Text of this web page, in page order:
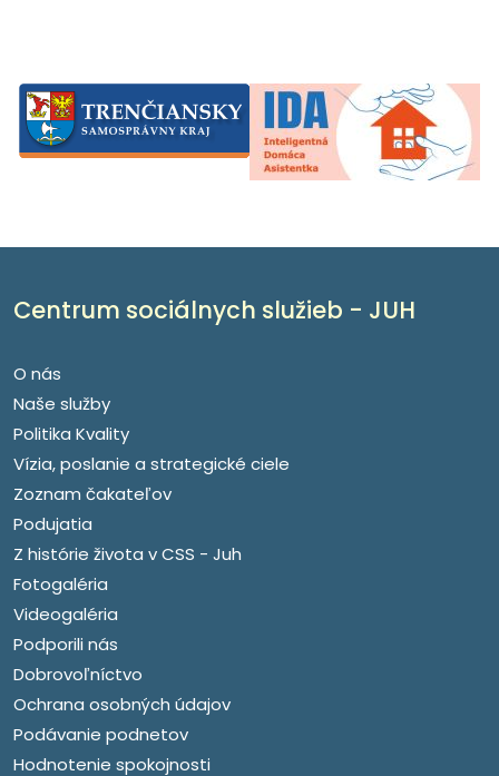
Centrum sociálnych služieb - JUH
O nás
Naše služby
Politika Kvality
Vízia, poslanie a strategické ciele
Zoznam čakateľov
Podujatia
Z histórie života v CSS - Juh
Fotogaléria
Videogaléria
Podporili nás
Dobrovoľníctvo
Ochrana osobných údajov
Podávanie podnetov
Hodnotenie spokojnosti